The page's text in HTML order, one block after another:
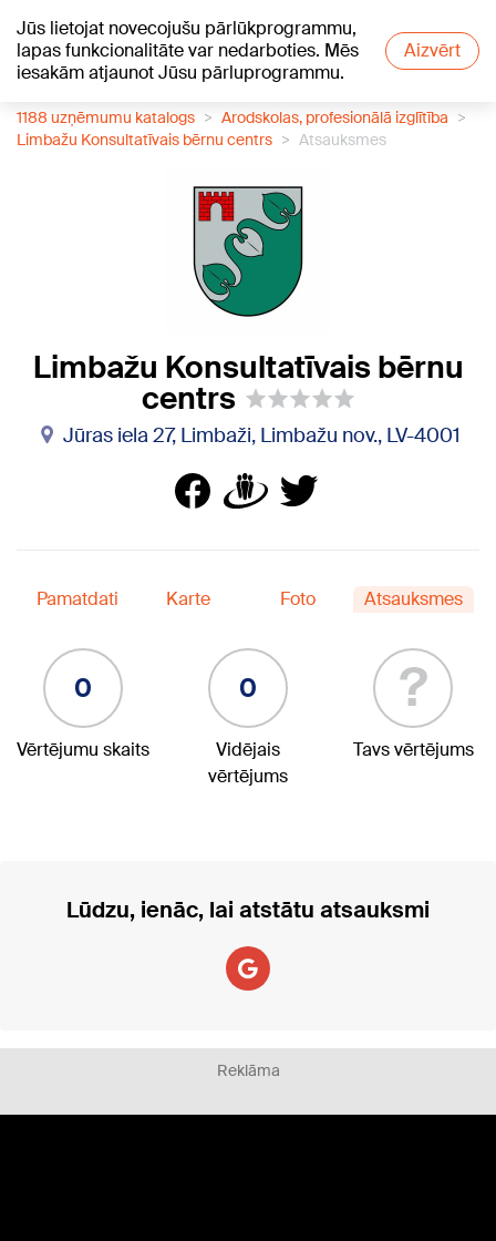
Jūs lietojat novecojušu pārlūkprogrammu,
lapas funkcionalitāte var nedarboties. Mēs
iesakām atjaunot Jūsu pārluprogrammu.
Aizvērt
+24°C
1188 uzņēmumu katalogs
Arodskolas, profesionālā izglītība
Limbažu Konsultatīvais bērnu centrs
Atsauksmes
Limbažu Konsultatīvais bērnu
centrs
Jūras iela 27, Limbaži, Limbažu nov., LV-4001
Pamatdati Karte Foto Atsauksmes
0
Vērtējumu skaits
0
Vidējais
vērtējums
?
Tavs vērtējums
Lūdzu, ienāc, lai atstātu atsauksmi
Reklāma